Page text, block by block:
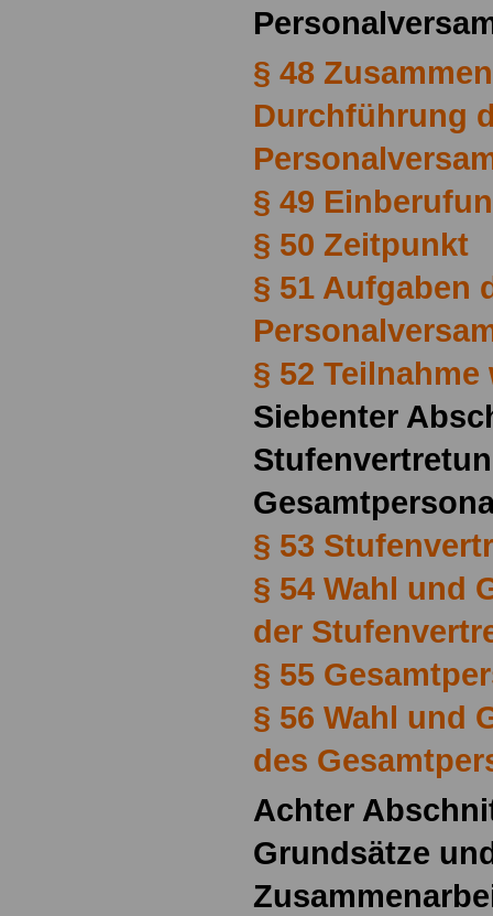
§ 48
Durchführung
§ 49
§ 50 Zeitpunkt
§ 51 Aufgaben
§ 52
Siebenter
§ 53
§ 54 Wahl und
der
§ 55
§ 56 Wahl und
des
Achter
Grundsätze